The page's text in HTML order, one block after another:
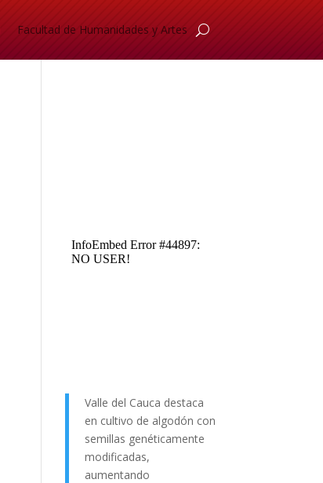
Facultad de Humanidades y Artes
Valle del Cauca destaca
en cultivo de algodón con
semillas genéticamente
modificadas,
aumentando